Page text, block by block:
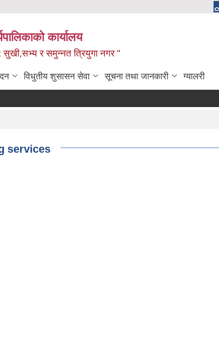
कार्यालय
सुखी,सभ्य र समुन्नत त्रियुगा नगर "
विधुतीय शुसासन सेवा सूचना तथा जानकारी ग्यालरी
services